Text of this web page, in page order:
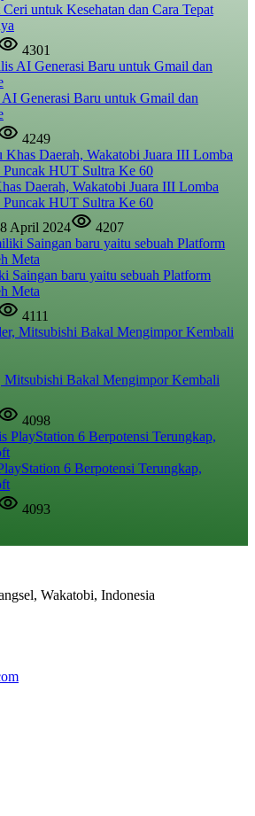
untuk Kesehatan dan Cara Tepat
4301
Generasi Baru untuk Gmail dan
4249
Daerah, Wakatobi Juara III Lomba
Puncak HUT Sultra Ke 60
April 2024 4207
Saingan baru yaitu sebuah Platform
Meta
4111
Mitsubishi Bakal Mengimpor Kembali
4098
6 Berpotensi Terungkap,
4093
Wakatobi, Indonesia